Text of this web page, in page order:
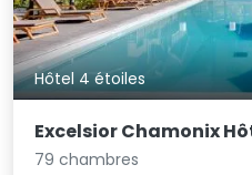
Hôtel 4 étoiles
Excelsior Chamonix
79 chambres